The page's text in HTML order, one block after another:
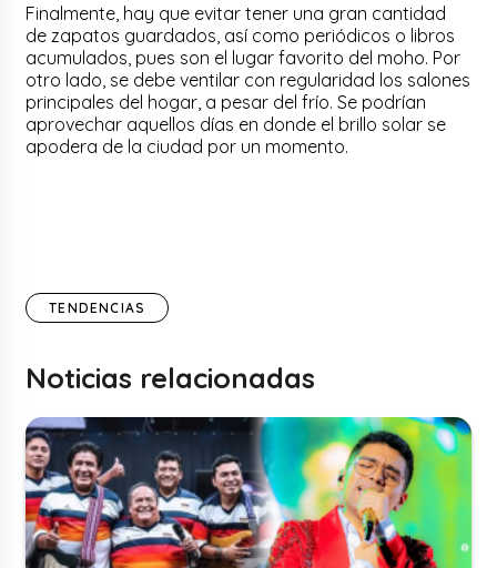
Finalmente, hay que evitar tener una gran cantidad
de zapatos guardados, así como periódicos o libros
acumulados, pues son el lugar favorito del moho. Por
otro lado, se debe ventilar con regularidad los salones
principales del hogar, a pesar del frío. Se podrían
aprovechar aquellos días en donde el brillo solar se
apodera de la ciudad por un momento.
TENDENCIAS
Noticias relacionadas